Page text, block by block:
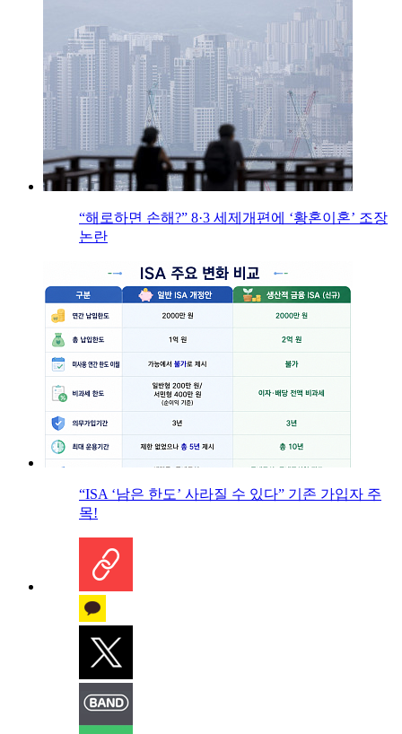
“해로하면 손해?” 8·3 세제개편에 ‘황혼이혼’ 조장
논란
“ISA ‘남은 한도’ 사라질 수 있다” 기존 가입자 주
목!